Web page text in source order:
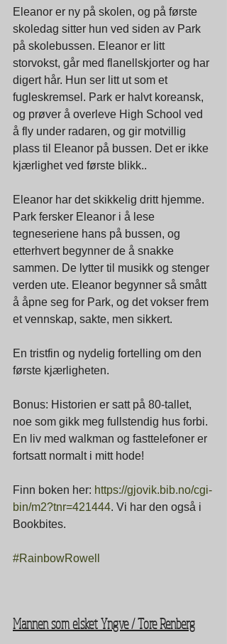
Eleanor er ny på skolen, og på første
skoledag sitter hun ved siden av Park
på skolebussen. Eleanor er litt
storvokst, går med flanellskjorter og har
digert hår. Hun ser litt ut som et
fugleskremsel. Park er halvt koreansk,
og prøver å overleve High School ved
å fly under radaren, og gir motvillig
plass til Eleanor på bussen. Det er ikke
kjærlighet ved første blikk..
Eleanor har det skikkelig dritt hjemme.
Park fersker Eleanor i å lese
tegneseriene hans på bussen, og
etterhvert begynner de å snakke
sammen. De lytter til musikk og stenger
verden ute. Eleanor begynner så smått
å åpne seg for Park, og det vokser frem
et vennskap, sakte, men sikkert.
En tristfin og nydelig fortelling om den
første kjærligheten.
Bonus: Historien er satt på 80-tallet,
noe som gikk meg fullstendig hus forbi.
En liv med walkman og fasttelefoner er
fortsatt normalt i mitt hode!
Finn boken her: https://gjovik.bib.no/cgi-
bin/m2?tnr=421444. Vi har den også i
Bookbites.
#RainbowRowell
Mannen som elsket Yngve / Tore Renberg